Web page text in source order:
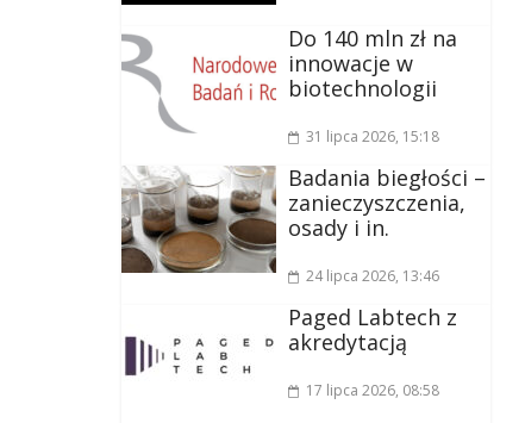
Do 140 mln zł na
innowacje w
biotechnologii
31 lipca 2026, 15:18
Badania biegłości –
zanieczyszczenia,
osady i in.
24 lipca 2026, 13:46
Paged Labtech z
akredytacją
17 lipca 2026, 08:58